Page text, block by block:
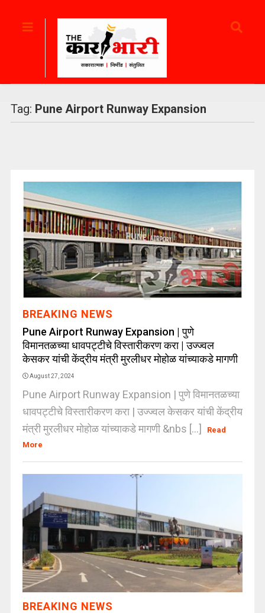
Tag: Pune Airport Runway Expansion
BREAKING NEWS
Pune Airport Runway Expansion | पुणे
विमानतळच्या धावपट्टीचे विस्तारीकरण करा | उज्ज्वल
केसकर यांची केंद्रीय मंत्री मुरलीधर मोहोळ यांच्याकडे मागणी
August 27, 2024
Pune Airport Runway Expansion | पुणे विमानतळच्या
धावपट्टीचे विस्तारीकरण करा | उज्ज्वल केसकर यांची केंद्रीय
मंत्री मुरलीधर मोहोळ यांच्याकडे मागणी &nbs [...]
Read
More
BREAKING NEWS